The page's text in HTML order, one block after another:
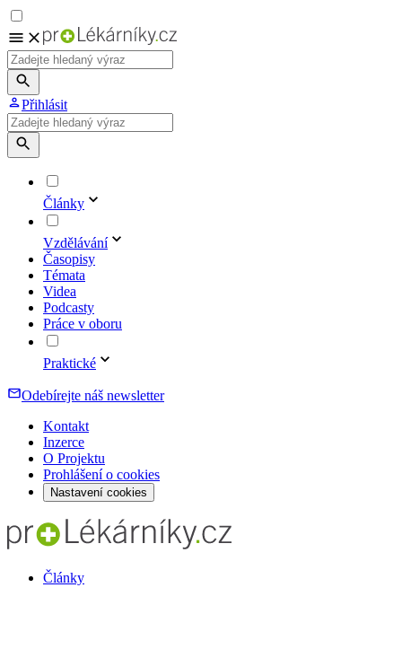
Přihlásit
Články
Vzdělávání
Časopisy
Témata
Videa
Podcasty
Práce v oboru
Praktické
Odebírejte náš newsletter
Kontakt
Inzerce
O Projektu
Prohlášení o cookies
Nastavení cookies
Články